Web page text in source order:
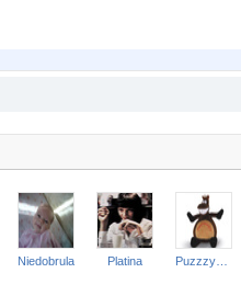
Niedobrula Platina